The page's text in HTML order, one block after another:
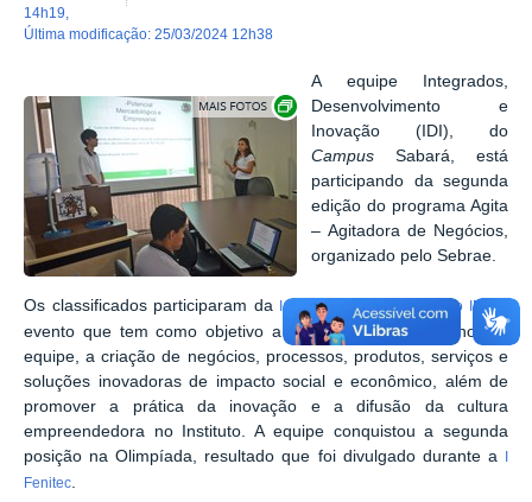
14h19
última modificação: 25/03/2024 12h38
Exibir carrossel de imagens
A equipe Integrados,
Desenvolvimento e
Inovação (IDI), do
Campus Sabará, está
participando da segunda
edição do programa Agita
– Agitadora de Negócios,
organizado pelo Sebrae.
Os classificados participaram da I Olimpíada de Inovação do IFMG
evento que tem como objetivo a estimulação do trabalho em
equipe, a criação de negócios, processos, produtos, serviços e
soluções inovadoras de impacto social e econômico, além de
promover a prática da inovação e a difusão da cultura
empreendedora no Instituto. A equipe conquistou a segunda
posição na Olimpíada, resultado que foi divulgado durante a
Fenitec